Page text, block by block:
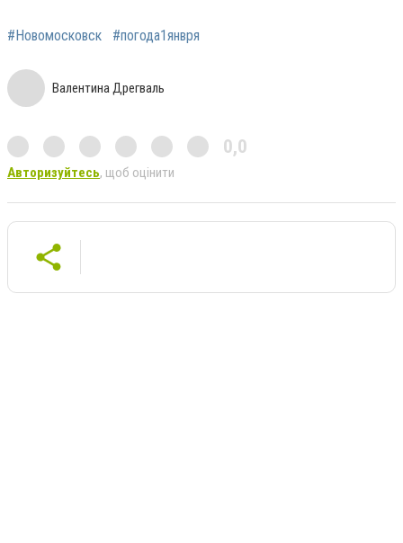
#Новомосковск #погода1янвря
Валентина Дрегваль
0,0
Авторизуйтесь, щоб оцінити